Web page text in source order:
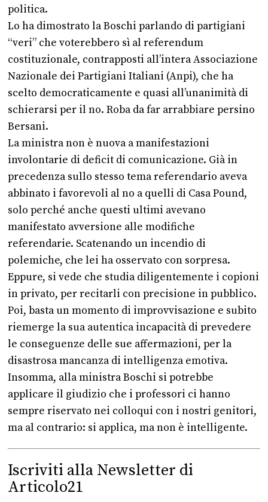
politica.
Lo ha dimostrato la Boschi parlando di partigiani
“veri” che voterebbero sì al referendum
costituzionale, contrapposti all’intera Associazione
Nazionale dei Partigiani Italiani (Anpi), che ha
scelto democraticamente e quasi all’unanimità di
schierarsi per il no. Roba da far arrabbiare persino
Bersani.
La ministra non è nuova a manifestazioni
involontarie di deficit di comunicazione. Già in
precedenza sullo stesso tema referendario aveva
abbinato i favorevoli al no a quelli di Casa Pound,
solo perché anche questi ultimi avevano
manifestato avversione alle modifiche
referendarie. Scatenando un incendio di
polemiche, che lei ha osservato con sorpresa.
Eppure, si vede che studia diligentemente i copioni
in privato, per recitarli con precisione in pubblico.
Poi, basta un momento di improvvisazione e subito
riemerge la sua autentica incapacità di prevedere
le conseguenze delle sue affermazioni, per la
disastrosa mancanza di intelligenza emotiva.
Insomma, alla ministra Boschi si potrebbe
applicare il giudizio che i professori ci hanno
sempre riservato nei colloqui con i nostri genitori,
ma al contrario: si applica, ma non è intelligente.
Iscriviti alla Newsletter di
Articolo21